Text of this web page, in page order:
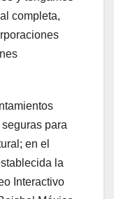
completa,
para
en el
la
Interactivo